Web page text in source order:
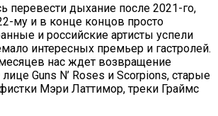
перевести дыхание после 2021-го,
му и в конце концов просто
и российские артисты успели
интересных премьер и гастролей.
нас ждет возвращение
Guns N’ Roses и Scorpions, старые
Мэри Латтимор, треки Граймс